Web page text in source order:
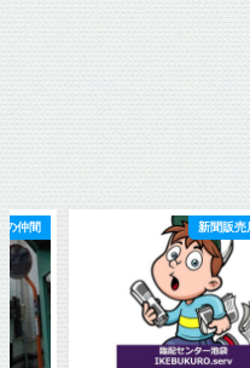
新聞販売店の仲間